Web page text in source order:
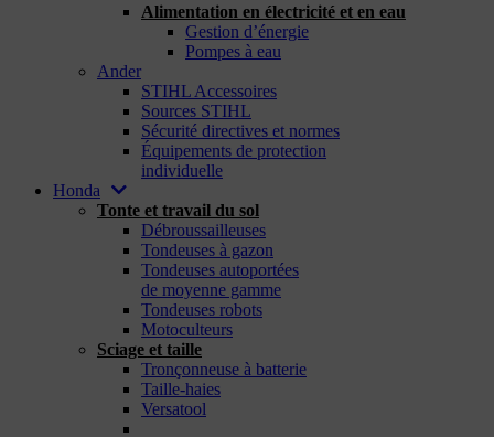
Alimentation en électricité et en eau
Gestion d’énergie
Pompes à eau
Ander
STIHL Accessoires
Sources STIHL
Sécurité directives et normes
Équipements de protection
individuelle
Honda
Tonte et travail du sol
Débroussailleuses
Tondeuses à gazon
Tondeuses autoportées
de moyenne gamme
Tondeuses robots
Motoculteurs
Sciage et taille
Tronçonneuse à batterie
Taille-haies
Versatool